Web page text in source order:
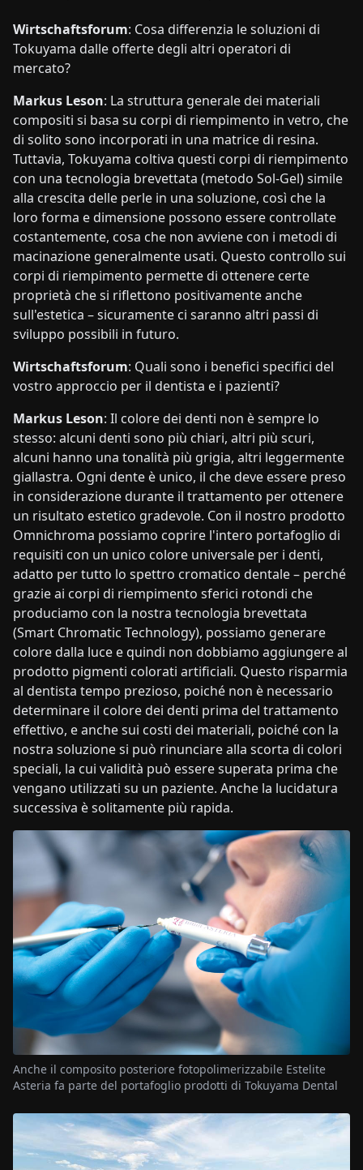
Wirtschaftsforum: Cosa differenzia le soluzioni di
Tokuyama dalle offerte degli altri operatori di
mercato?
Markus Leson: La struttura generale dei materiali
compositi si basa su corpi di riempimento in vetro, che
di solito sono incorporati in una matrice di resina.
Tuttavia, Tokuyama coltiva questi corpi di riempimento
con una tecnologia brevettata (metodo Sol-Gel) simile
alla crescita delle perle in una soluzione, così che la
loro forma e dimensione possono essere controllate
costantemente, cosa che non avviene con i metodi di
macinazione generalmente usati. Questo controllo sui
corpi di riempimento permette di ottenere certe
proprietà che si riflettono positivamente anche
sull'estetica – sicuramente ci saranno altri passi di
sviluppo possibili in futuro.
Wirtschaftsforum: Quali sono i benefici specifici del
vostro approccio per il dentista e i pazienti?
Markus Leson: Il colore dei denti non è sempre lo
stesso: alcuni denti sono più chiari, altri più scuri,
alcuni hanno una tonalità più grigia, altri leggermente
giallastra. Ogni dente è unico, il che deve essere preso
in considerazione durante il trattamento per ottenere
un risultato estetico gradevole. Con il nostro prodotto
Omnichroma possiamo coprire l'intero portafoglio di
requisiti con un unico colore universale per i denti,
adatto per tutto lo spettro cromatico dentale – perché
grazie ai corpi di riempimento sferici rotondi che
produciamo con la nostra tecnologia brevettata
(Smart Chromatic Technology), possiamo generare
colore dalla luce e quindi non dobbiamo aggiungere al
prodotto pigmenti colorati artificiali. Questo risparmia
al dentista tempo prezioso, poiché non è necessario
determinare il colore dei denti prima del trattamento
effettivo, e anche sui costi dei materiali, poiché con la
nostra soluzione si può rinunciare alla scorta di colori
speciali, la cui validità può essere superata prima che
vengano utilizzati su un paziente. Anche la lucidatura
successiva è solitamente più rapida.
Anche il composito posteriore fotopolimerizzabile Estelite
Asteria fa parte del portafoglio prodotti di Tokuyama Dental